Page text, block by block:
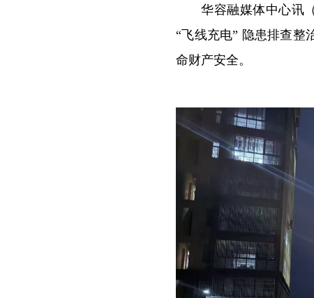
华容融媒体中心讯
“飞线充电” 隐患排查整
命财产安全。